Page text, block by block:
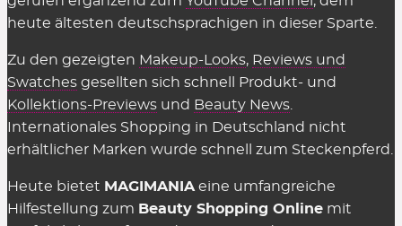
in den Shops selbst muss man nichts dafür
genannte Einschränkungen wie der
Mindestbestellwert oder shop-individuelle
Ausnahmen.
Wir können die Übersicht anbieten und täglich
vermittelte Verkäufe eine Provision zahlen,
insofern einige Kriterien eingehalten werden.
heute ältesten deutschsprachigen in dieser Sparte.
Zu den gezeigten Makeup-Looks, Reviews und
Swatches gesellten sich schnell Produkt- und
Kollektions-Previews und Beauty News.
Internationales Shopping in Deutschland nicht
erhältlicher Marken wurde schnell zum Steckenpferd.
Heute bietet MAGIMANIAeine umfangreiche
Hilfestellung zum Beauty Shopping Online mit